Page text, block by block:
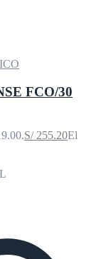
FCO/30
S/255.20El